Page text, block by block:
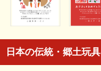
日本の伝統・郷土玩具